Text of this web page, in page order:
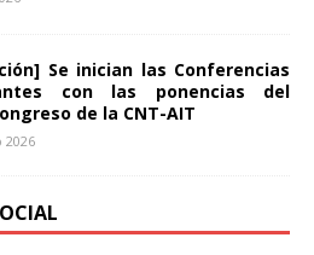
Se inician las Conferencias
con las ponencias del
de la CNT-AIT
2026